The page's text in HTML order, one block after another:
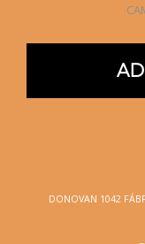
DONOVAN 1042